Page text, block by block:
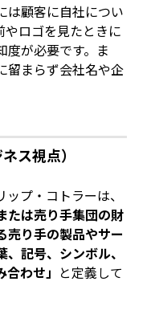
は顧客に自社につい
やロゴを見たときに
度が必要です。ま
留まらず会社名や企
ス視点）
プ・コトラーは、
たは売り手集団の財
売り手の製品やサー
記号、シンボル、
わせ」 と定義して